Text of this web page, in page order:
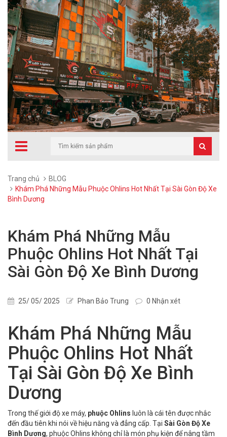
Trang chủ
BLOG
Khám Phá Những Mẫu Phuộc Ohlins Hot Nhất Tại Sài Gòn Độ Xe
Bình Dương
Khám Phá Những Mẫu
Phuộc Ohlins Hot Nhất Tại
Sài Gòn Độ Xe Bình Dương
25/ 05/ 2025 Phan Bảo Trung 0 Nhận xét
Khám Phá Những Mẫu
Phuộc Ohlins Hot Nhất
Tại Sài Gòn Độ Xe Bình
Dương
Trong thế giới độ xe máy, phuộc Ohlins luôn là cái tên được nhắc
đến đầu tiên khi nói về hiệu năng và đẳng cấp. Tại Sài Gòn Độ Xe
Bình Dương, phuộc Ohlins không chỉ là món phụ kiện để nâng tầm